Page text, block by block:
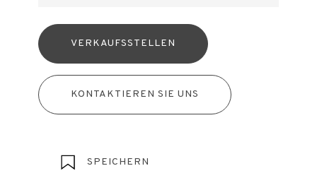
VERKAUFSSTELLEN
KONTAKTIEREN SIE UNS
SPEICHERN